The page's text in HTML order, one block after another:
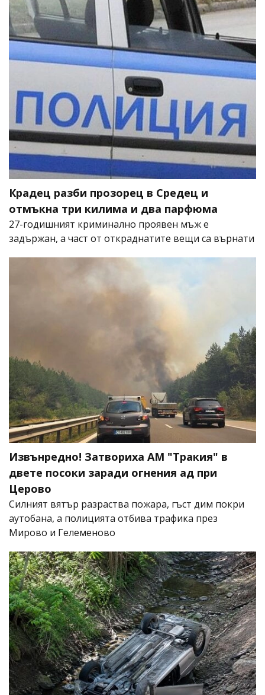
Крадец разби прозорец в Средец и
отмъкна три килима и два парфюма
27-годишният криминално проявен мъж е
задържан, а част от откраднатите вещи са върнати
Извънредно! Затвориха АМ "Тракия" в
двете посоки заради огнения ад при
Церово
Силният вятър разраства пожара, гъст дим покри
аутобана, а полицията отбива трафика през
Мирово и Гелеменово